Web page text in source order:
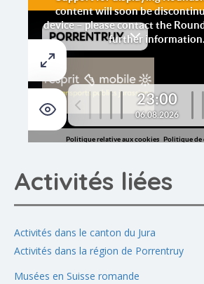
Activités liées
Activités dans le canton du Jura
Activités dans la région de Porrentruy
Musées en Suisse romande